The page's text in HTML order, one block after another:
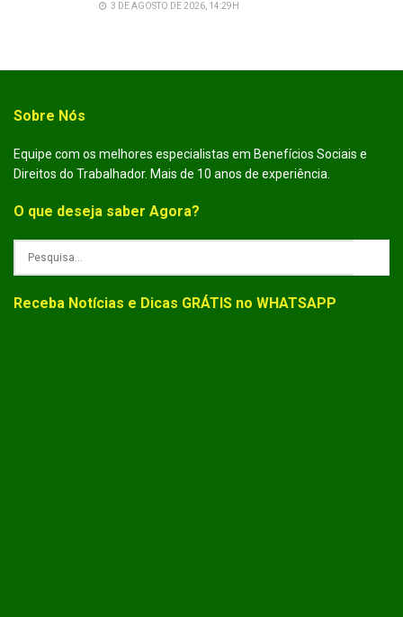
3 DE AGOSTO DE 2026, 14:29H
Sobre Nós
Equipe com os melhores especialistas em Benefícios Sociais e
Direitos do Trabalhador. Mais de 10 anos de experiência.
O que deseja saber Agora?
Receba Notícias e Dicas GRÁTIS no WHATSAPP